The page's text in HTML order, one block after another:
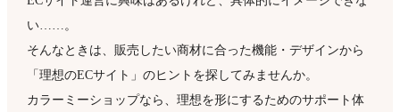
い……。
そんなときは、販売したい商材に合った機能・デザインから
「理想のECサイト」のヒントを探してみませんか。
カラーミーショップなら、理想を形にするためのサポート体